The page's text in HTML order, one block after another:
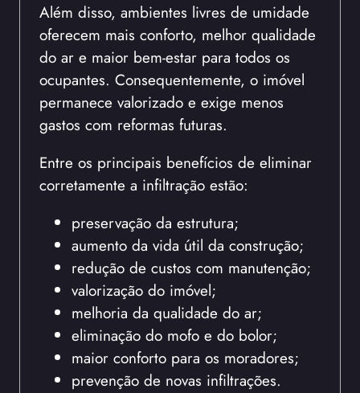
Além disso, ambientes livres de umidade
oferecem mais conforto, melhor qualidade
do ar e maior bem-estar para todos os
ocupantes. Consequentemente, o imóvel
permanece valorizado e exige menos
gastos com reformas futuras.
Entre os principais benefícios de eliminar
corretamente a infiltração estão:
preservação da estrutura;
aumento da vida útil da construção;
redução de custos com manutenção;
valorização do imóvel;
melhoria da qualidade do ar;
eliminação do mofo e do bolor;
maior conforto para os moradores;
prevenção de novas infiltrações.